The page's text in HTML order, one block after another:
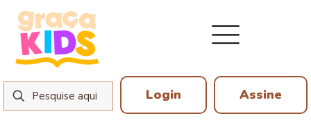
Login Assine